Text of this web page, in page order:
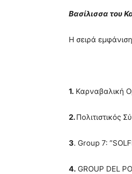
Βασίλισσα του
Η σειρά
1. Καρναβαλική
2.Πολιτιστικός
3. Group 7:
4. GROUP DEL